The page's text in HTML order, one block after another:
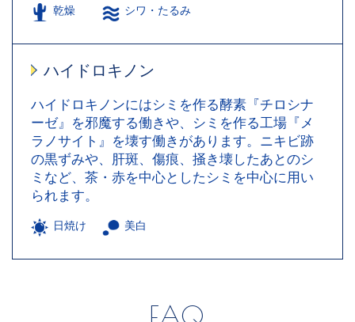
乾燥 シワ・たるみ
ハイドロキノン
ハイドロキノンにはシミを作る酵素『チロシナ
ーゼ』を邪魔する働きや、シミを作る工場『メ
ラノサイト』を壊す働きがあります。ニキビ跡
の黒ずみや、肝斑、傷痕、掻き壊したあとのシ
ミなど、茶・赤を中心としたシミを中心に用い
られます。
日焼け 美白